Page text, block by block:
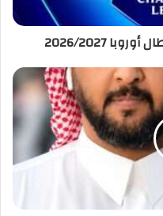
2026/2027